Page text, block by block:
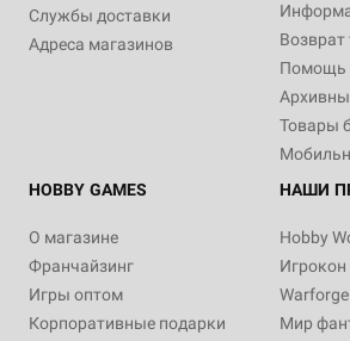
Службы доставки
Адреса магазинов
Возврат
Помощь
Товары
HOBBY GAMES
О магазине
Франчайзинг
Игры оптом
Корпоративные подарки
НАШИ
Hobby
Игрокон
Warforge
Мир